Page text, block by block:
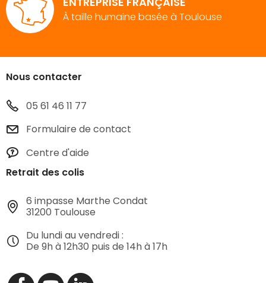
À taille humaine basée à Toulouse
Nous contacter
05 61 46 11 77
Formulaire de contact
Centre d'aide
Retrait des colis
6 impasse Marthe Condat
31200 Toulouse
Du lundi au vendredi :
De 9h à 12h30 puis de 14h à 17h